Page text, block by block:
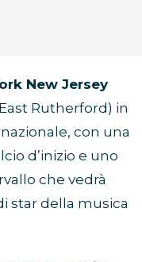
New Jersey
Rutherford) in
con una
d’inizio e uno
che vedrà
star della musica